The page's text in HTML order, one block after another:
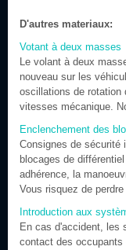
D'autres materiaux:
Votant à deux masses
Le volant à deux
nouveau sur les
oscillations de rotation
vitesses mécanique.
Enclenchement des
Consignes de sécurité
blocages de
adhérence, la
Vous risquez de
Introduction aux
En cas d'accident, les
contact des